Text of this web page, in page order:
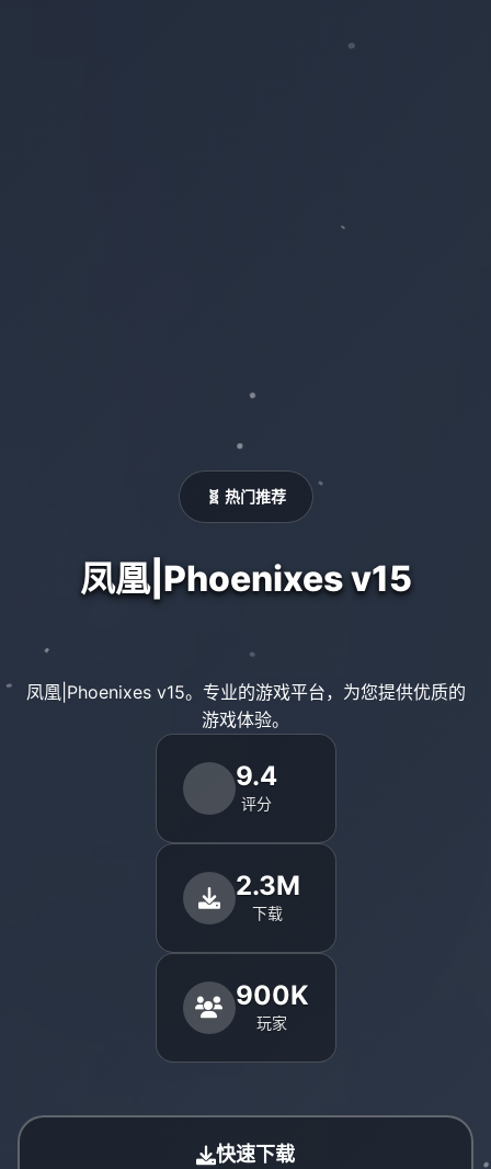
🧬 热门推荐
凤凰|Phoenixes v15
凤凰|Phoenixes v15。专业的游戏平台，为您提供优质的
游戏体验。
9.4
评分
2.3M
下载
900K
玩家
快速下载